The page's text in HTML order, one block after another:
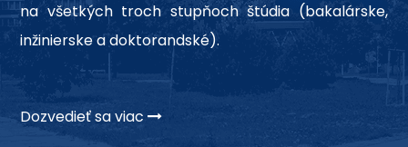
na všetkých troch stupňoch štúdia (bakalárske,
inžinierske a doktorandské).
Dozvedieť sa viac